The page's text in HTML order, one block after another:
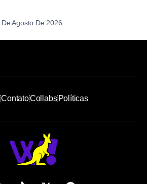
De Agosto De 2026
ContatoCollabsPolíticas